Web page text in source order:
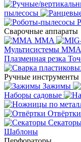
пылесосы
Сварочные аппараты
MMA
Мультисистемы
Плазменная резка
Ручные инструменты
Зажимы
Наборы садовые
Отвёртки
Шаблоны